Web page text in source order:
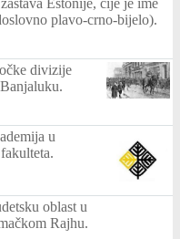
Estonije, čije je ime
plavo-crno-bijelo).
divizije
u
oblast u
Rajhu.